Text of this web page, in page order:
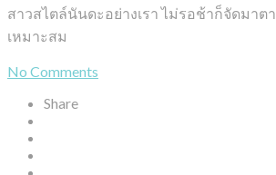
สาวสไตล์นันดะอย่างเรา ไม่รอช้าก็จัดมา
เหมาะสม
No Comments
Share